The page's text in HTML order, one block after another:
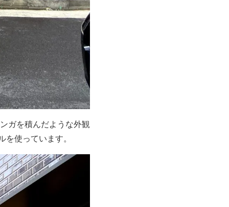
ガを積んだような外観
を使っています。